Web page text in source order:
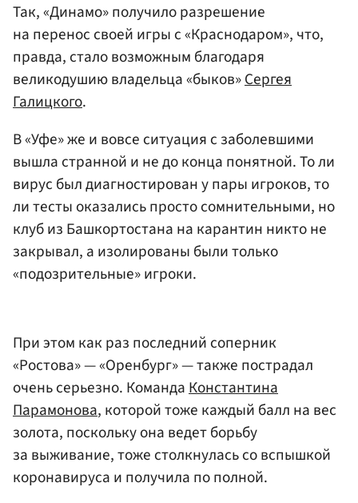
Так, «Динамо» получило разрешение
на перенос своей игры с «Краснодаром», что,
правда, стало возможным благодаря
великодушию владельца «быков»Сергея
Галицкого.
В «Уфе» же и вовсе ситуация с заболевшими
вышла странной и не до конца понятной. То ли
вирус был диагностирован у пары игроков, то
ли тесты оказались просто сомнительными, но
клуб из Башкортостана на карантин никто не
закрывал, а изолированы были только
«подозрительные» игроки.
При этом как раз последний соперник
«Ростова» — «Оренбург» — также пострадал
очень серьезно. КомандаКонстантина
Парамонова, которой тоже каждый балл на вес
золота, поскольку она ведет борьбу
за выживание, тоже столкнулась со вспышкой
коронавируса и получила по полной.